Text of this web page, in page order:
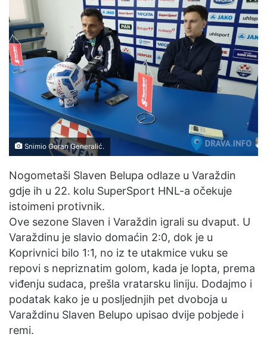
Snimio Goran Generalić.
Nogometaši Slaven Belupa odlaze u Varaždin
gdje ih u 22. kolu SuperSport HNL-a očekuje
istoimeni protivnik.
Ove sezone Slaven i Varaždin igrali su dvaput. U
Varaždinu je slavio domaćin 2:0, dok je u
Koprivnici bilo 1:1, no iz te utakmice vuku se
repovi s nepriznatim golom, kada je lopta, prema
viđenju sudaca, prešla vratarsku liniju. Dodajmo i
podatak kako je u posljednjih pet dvoboja u
Varaždinu Slaven Belupo upisao dvije pobjede i
remi.